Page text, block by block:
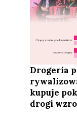
Drogeria
kupuje
drogi